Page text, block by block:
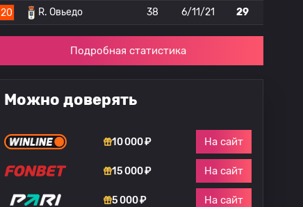
20 R. Овьедо 38 6/11/21 29
Подробная статистика
Можно доверять
10 000 ₽ На сайт
15 000 ₽ На сайт
5 000 ₽ На сайт